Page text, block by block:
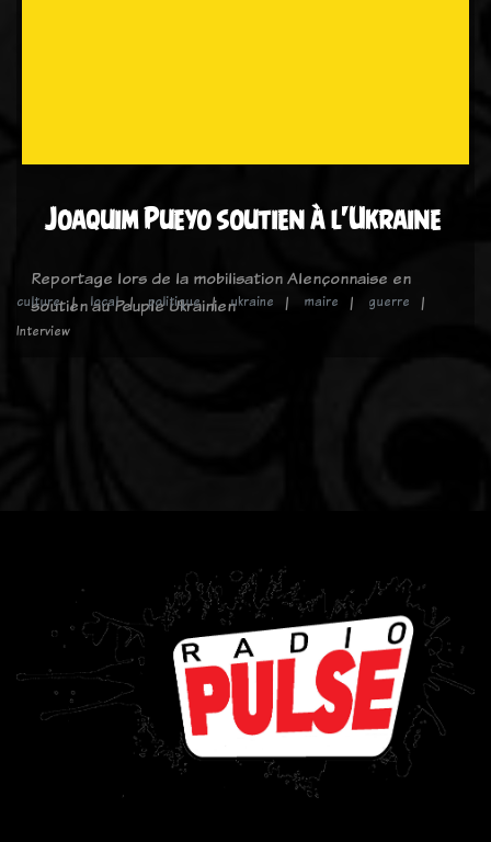
Joaquim Pueyo soutien à l'Ukraine
Reportage lors de la mobilisation Alençonnaise en
soutien au Peuple Ukrainien
culture local politique ukraine maire
guerre
Interview